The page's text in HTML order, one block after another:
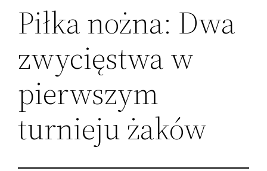
Piłka nożna: Dwa
zwycięstwa w
pierwszym
turnieju żaków